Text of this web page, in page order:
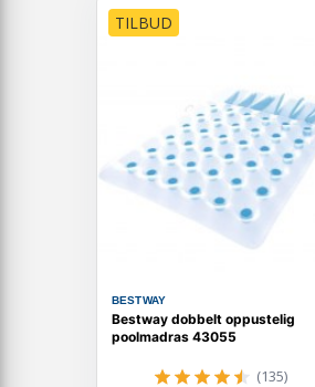
TILBUD
BESTWAY
Bestway dobbelt oppustelig
poolmadras 43055
(135)